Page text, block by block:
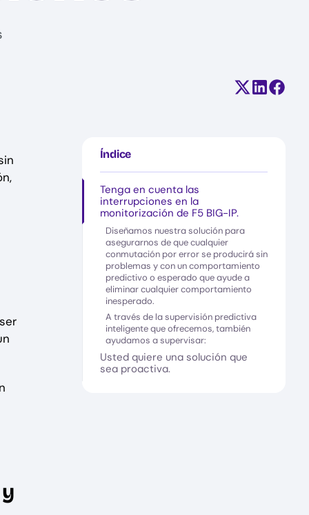
Compartir
Índice
Tenga en cuenta las
interrupciones en la
monitorización de F5 BIG-IP.
Diseñamos nuestra solución para
asegurarnos de que cualquier
conmutación por error se producirá sin
problemas y con un comportamiento
predictivo o esperado que ayude a
eliminar cualquier comportamiento
inesperado.
A través de la supervisión predictiva
inteligente que ofrecemos, también
ayudamos a supervisar:
Usted quiere una solución que
sea proactiva.